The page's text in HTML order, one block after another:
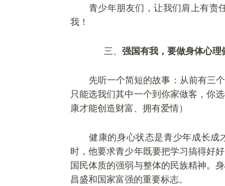
青少年朋友们，让我们肩上有责
我！
三、 强国有我，要做身体心理
先听一个简短的故事：从前有三
只能选我们其中一个到你家做客，你
康才能创造财富、拥有爱情）
健康的身心状态是青少年成长成
时，他要求青少年既要把学习搞得好
国民体质的强弱与整体的民族精神。
昌盛和国家富强的重要标志。